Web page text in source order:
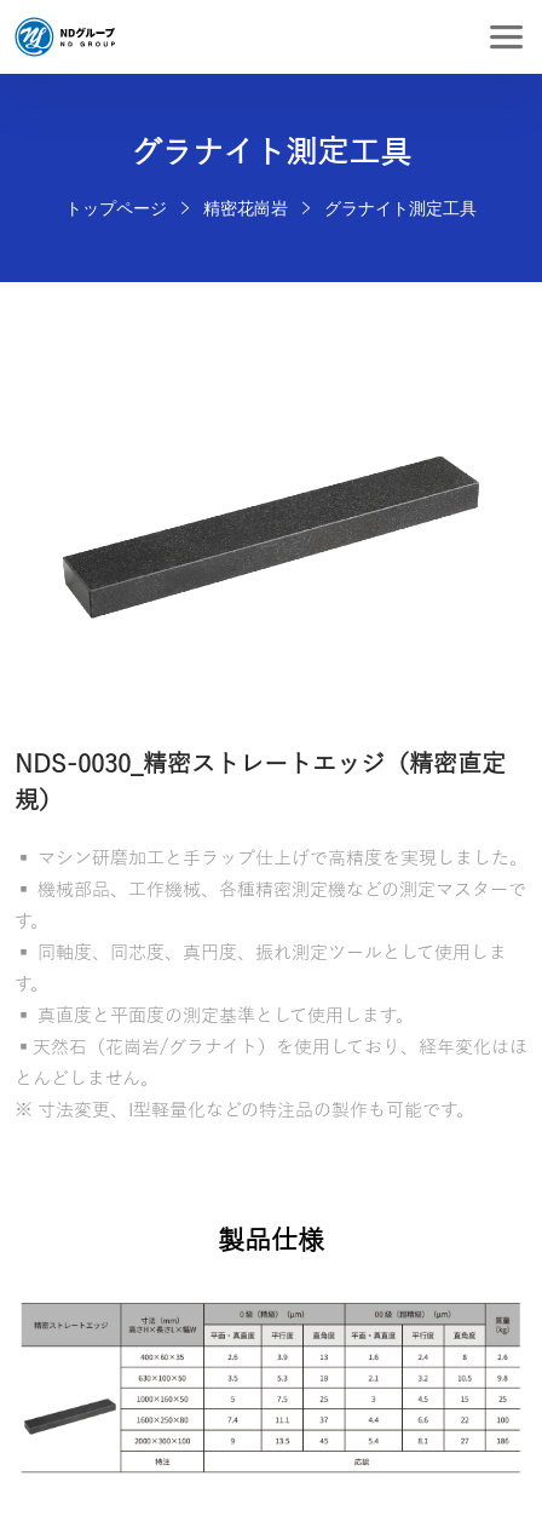
グラナイト測定工具
トップページ 精密花崗岩 グラナイト測定工具
NDS-0030_精密ストレートエッジ（精密直定
規）
▪ マシン研磨加工と手ラップ仕上げで高精度を実現しました。
▪ 機械部品、工作機械、各種精密測定機などの測定マスターで
す。
▪ 同軸度、同芯度、真円度、振れ測定ツールとして使用しま
す。
▪ 真直度と平面度の測定基準として使用します。
▪天然石（花崗岩/グラナイト）を使用しており、経年変化はほ
とんどしません。
※ 寸法変更、I型軽量化などの特注品の製作も可能です。
製品仕様